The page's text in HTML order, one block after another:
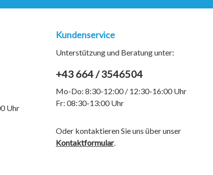
Kundenservice
Unterstützung und Beratung unter:
+43 664 / 3546504
Mo-Do: 8:30-12:00 / 12:30-16:00 Uhr
Fr: 08:30-13:00 Uhr
Oder kontaktieren Sie uns über unser
Kontaktformular.
Uhr